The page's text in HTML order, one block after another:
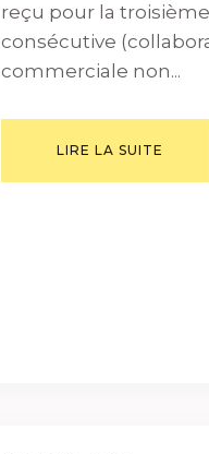
reçu pour la
consécutive
commerciale non...
LIRE LA SUITE